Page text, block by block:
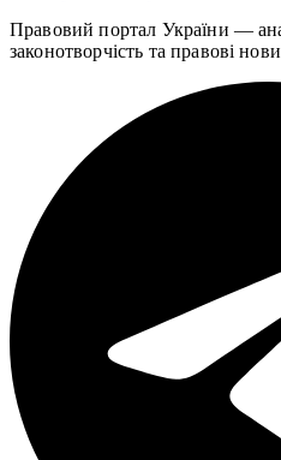
Правовий портал України —
законотворчість та правові